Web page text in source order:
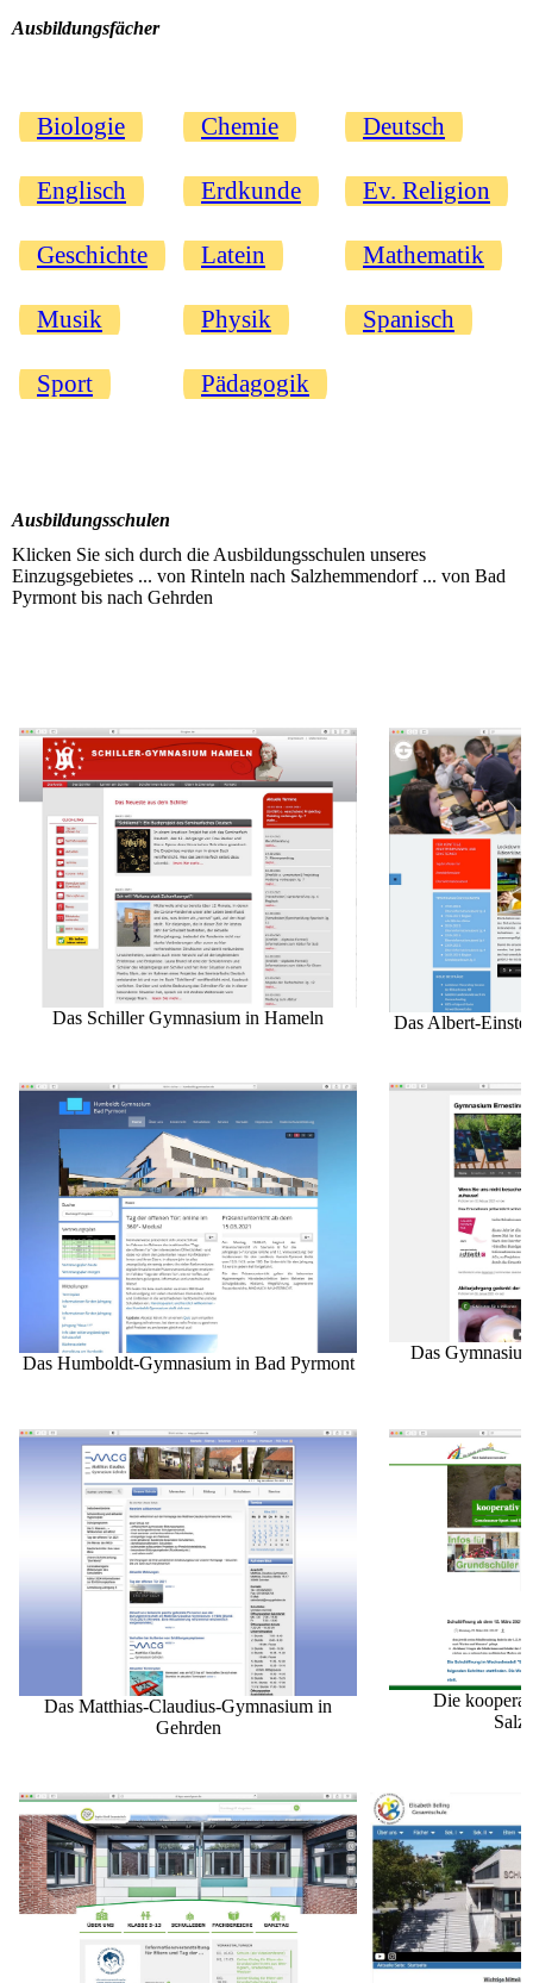
Ausbildungsfächer
Biologie Chemie Deutsch
Englisch Erdkunde Ev. Religion
Geschichte Latein Mathematik
Musik Physik Spanisch
Sport Pädagogik
Ausbildungsschulen
Klicken Sie sich durch die Ausbildungsschulen unseres
Einzugsgebietes ... von Rinteln nach Salzhemmendorf ... von Bad
Pyrmont bis nach Gehrden
Das Schiller Gymnasium in Hameln Das Albert-
Das Humboldt-Gymnasium in Bad Pyrmont
Das
Das Matthias-Claudius-Gymnasium in
Gehrden
Die